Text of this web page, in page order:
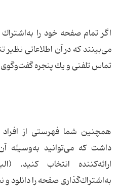
اگر تمام صفحه خود را
می‌بینند كه در آن اطلاعاتی
تماس تلفنی و یك پنجره گفت‌وگوی
همچنین شما فهرستی از افراد
داشت كه می‌توانید به‌وسیله آن
ارائه‌كننده انتخاب
به‌اشتراك‌گذاری صفحه را دانلود